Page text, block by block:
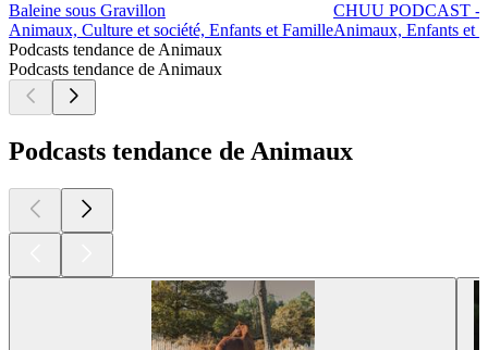
Baleine sous Gravillon
Animaux, Culture et société, Enfants et Famille
CHUU PODCAST -
Animaux, Enfants et
Podcasts tendance de Animaux
Podcasts tendance de Animaux
Podcasts tendance de Animaux